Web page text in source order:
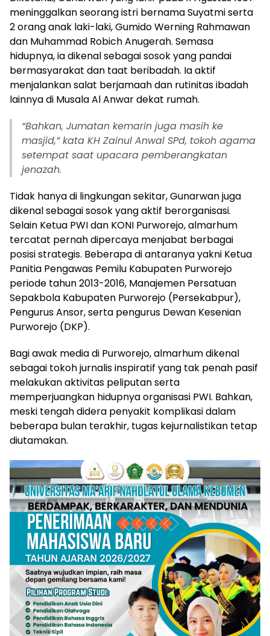
meninggalkan seorang istri bernama Suyatmi serta
2 orang anak laki-laki, Gumido Werning Rahmawan
dan Muhammad Robich Anugerah. Semasa
hidupnya, ia dikenal sebagai sosok yang pandai
bermasyarakat dan taat beribadah. Ia aktif
menjalankan salat berjamaah dan rutinitas ibadah
lainnya di Musala Al Anwar dekat rumah.
“Bahkan, Jumatan kemarin juga masih ke
masjid,” kata KH Zainul Anwal SPd, tokoh agama
setempat saat upacara pemberangkatan
jenazah.
Tidak hanya di lingkungan sekitar, Gunarwan juga
dikenal sebagai sosok yang aktif berorganisasi.
Selain Ketua PWI dan KONI Purworejo, almarhum
tercatat pernah dipercaya menjabat berbagai
posisi strategis. Beberapa di antaranya yakni Ketua
Panitia Pengawas Pemilu Kabupaten Purworejo
periode tahun 2013-2016, Manajemen Persatuan
Sepakbola Kabupaten Purworejo (Persekabpur),
Pengurus Ansor, serta pengurus Dewan Kesenian
Purworejo (DKP).
Bagi awak media di Purworejo, almarhum dikenal
sebagai tokoh jurnalis inspiratif yang tak penah pasif
melakukan aktivitas peliputan serta
memperjuangkan hidupnya organisasi PWI. Bahkan,
meski tengah didera penyakit komplikasi dalam
beberapa bulan terakhir, tugas kejurnalistikan tetap
diutamakan.